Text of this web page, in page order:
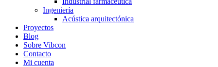
Ingeniería
Acústica arquitectónica
Proyectos
Blog
Sobre Vibcon
Contacto
Mi cuenta